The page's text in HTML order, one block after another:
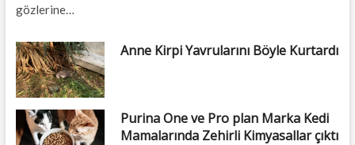
gözlerine…
Anne Kirpi Yavrularını Böyle Kurtardı
Purina One ve Pro plan Marka Kedi
Mamalarında Zehirli Kimyasallar çıktı